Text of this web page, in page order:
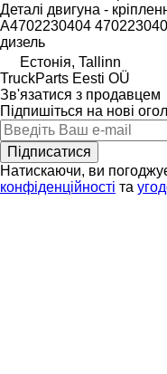
Деталі двигуна -
A4702230404
дизель
Естонія, Tallinn
TruckParts Eesti OÜ
Зв'язатися з продавцем
Підпишіться на нові
Підписатися
Натискаючи, ви
конфіденційності та